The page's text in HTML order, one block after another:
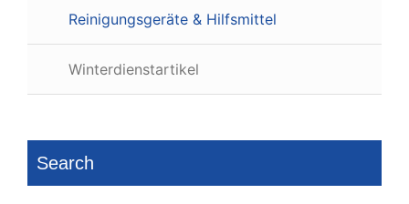
Reinigungsgeräte & Hilfsmittel
Winterdienstartikel
Search